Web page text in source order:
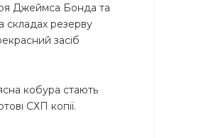
Джеймса Бонда та
складах резерву
засіб
кобура стають
СХП копії.